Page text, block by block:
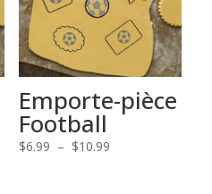
Emporte-pièce
Football
$6.99 – $10.99Plage